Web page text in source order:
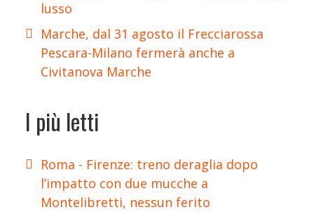
lusso
Marche, dal 31 agosto il Frecciarossa
Pescara-Milano fermerà anche a
Civitanova Marche
I più letti
Roma - Firenze: treno deraglia dopo
l’impatto con due mucche a
Montelibretti, nessun ferito